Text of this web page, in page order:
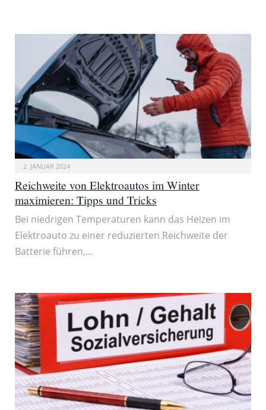
2. JANUAR 2024
Reichweite von Elektroautos im Winter
maximieren: Tipps und Tricks
Bei niedrigen Temperaturen kann das Heizen im
Elektroauto zu einer reduzierten Reichweite der
Batterie führen,…